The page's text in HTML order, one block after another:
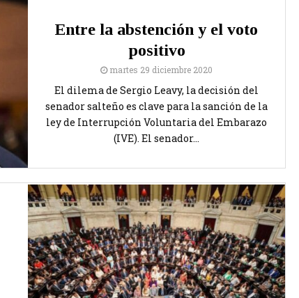
Entre la abstención y el voto
positivo
martes 29 diciembre 2020
El dilema de Sergio Leavy, la decisión del
senador salteño es clave para la sanción de la
ley de Interrupción Voluntaria del Embarazo
(IVE). El senador...